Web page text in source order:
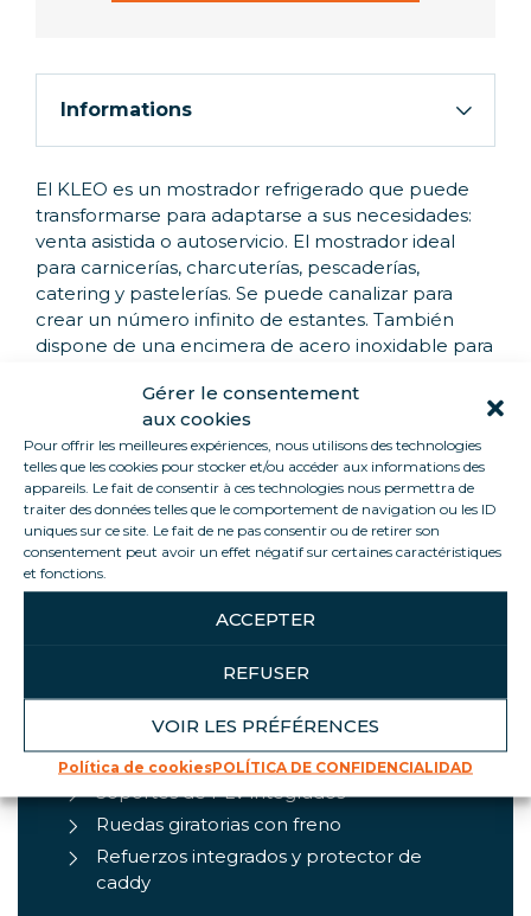
Gérer le consentement
aux cookies
Pour offrir les meilleures expériences, nous utilisons des technologies
telles que les cookies pour stocker et/ou accéder aux informations des
appareils. Le fait de consentir à ces technologies nous permettra de
traiter des données telles que le comportement de navigation ou les ID
uniques sur ce site. Le fait de ne pas consentir ou de retirer son
consentement peut avoir un effet négatif sur certaines caractéristiques
et fonctions.
ACCEPTER
REFUSER
VOIR LES PRÉFÉRENCES
Política de cookiesPOLÍTICA DE CONFIDENCIALIDAD
Informations
El KLEO es un mostrador refrigerado que puede
transformarse para adaptarse a sus necesidades:
venta asistida o autoservicio. El mostrador ideal
para carnicerías, charcuterías, pescaderías,
catering y pastelerías. Se puede canalizar para
crear un número infinito de estantes. También
dispone de una encimera de acero inoxidable para
para colocar los productos a su gusto. Todos
nuestros muebles se entregan en grupo.
ASPECTOS DESTACADOS DEL
PRODUCTO
Visibilidad óptima de los productos
Exposición controlada de los productos
Eficiente energéticamente (refrigerante
natural R290 y armario cerrado)
Soportes de PLV integrados
Ruedas giratorias con freno
Refuerzos integrados y protector de
caddy